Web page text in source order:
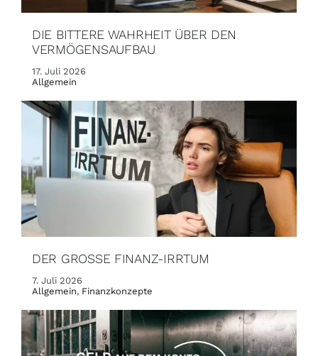
DIE BITTERE WAHRHEIT ÜBER DEN
VERMÖGENSAUFBAU
17. Juli 2026
Allgemein
DER GROSSE FINANZ-IRRTUM
7. Juli 2026
Allgemein, Finanzkonzepte